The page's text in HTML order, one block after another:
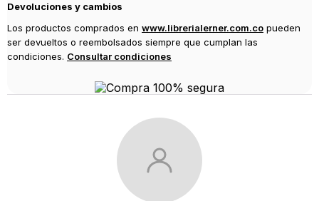
Devoluciones y cambios
Los productos comprados en www.librerialerner.com.co pueden
ser devueltos o reembolsados siempre que cumplan las
condiciones. Consultar condiciones